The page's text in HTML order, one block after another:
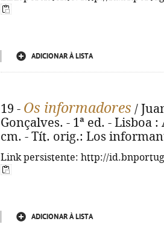
ADICIONAR À LISTA
19 - Os informadores /
Gonçalves. - 1ª ed. - Lisboa
cm. - Tít. orig.: Los
Link persistente: http://
ADICIONAR À LISTA